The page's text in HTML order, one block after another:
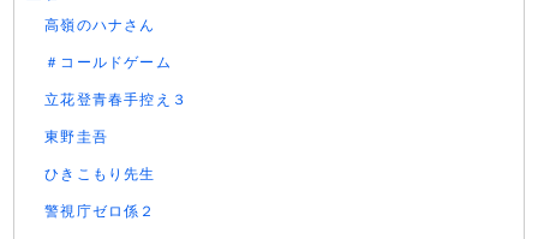
高嶺のハナさん
＃コールドゲーム
立花登青春手控え３
東野圭吾
ひきこもり先生
警視庁ゼロ係２